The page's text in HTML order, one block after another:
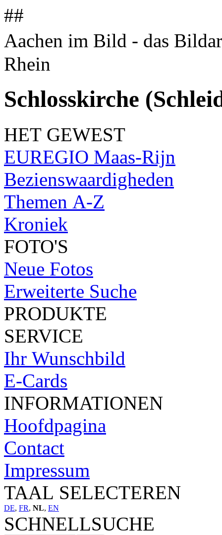
##
Aachen im Bild - das
Rhein
Schlosskirche
HET GEWEST
EUREGIO Maas-Rijn
Bezienswaardigheden
Themen A-Z
Kroniek
FOTO'S
Neue Fotos
Erweiterte Suche
PRODUKTE
SERVICE
Ihr Wunschbild
E-Cards
INFORMATIONEN
Hoofdpagina
Contact
Impressum
TAAL SELECTEREN
DE, FR, NL, EN
SCHNELLSUCHE